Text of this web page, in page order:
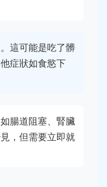
這可能是吃了髒
症狀如食慾下
腸道阻塞、腎臟
，但需要立即就